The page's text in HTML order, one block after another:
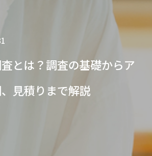
とは？調査の基礎からア
見積りまで解説